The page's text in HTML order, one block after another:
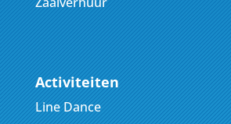
Activiteiten
Line Dance